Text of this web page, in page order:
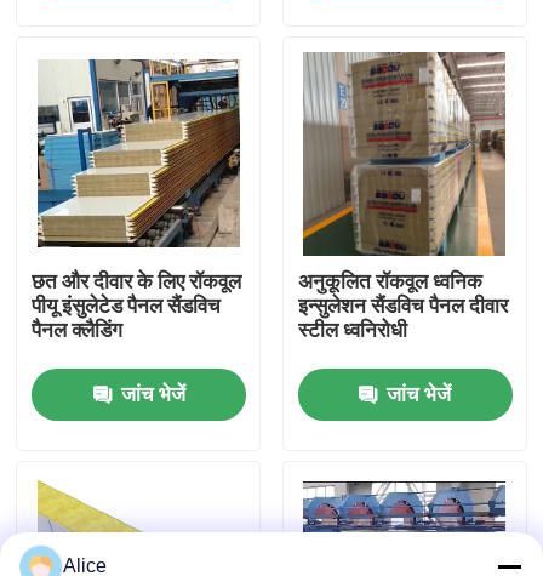
कारखाना भ्रमण
गुणवत्ता नियंत्रण
एक उद्धरण का अनुरोध करें
इस्पात संरचना भवन
इस्पात संरचना गोदाम
इस्पात संरचना कार्यशाला
छत और दीवार के लिए रॉकवूल
पीयू इंसुलेटेड पैनल सैंडविच
पैनल क्लैडिंग
जांच भेजें
अनुकूलित रॉकवूल ध्वनिक
इन्सुलेशन सैंडविच पैनल दीवार
स्टील ध्वनिरोधी
जांच भेजें
Alice